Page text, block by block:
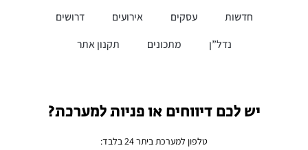
חדשות עסקים אירועים
דרושים
נדל”ן
מתכונים תקנון אתר
יש לכם דיווחים או פניות למערכת?
טלפון למערכת ביתר 24 בלבד: